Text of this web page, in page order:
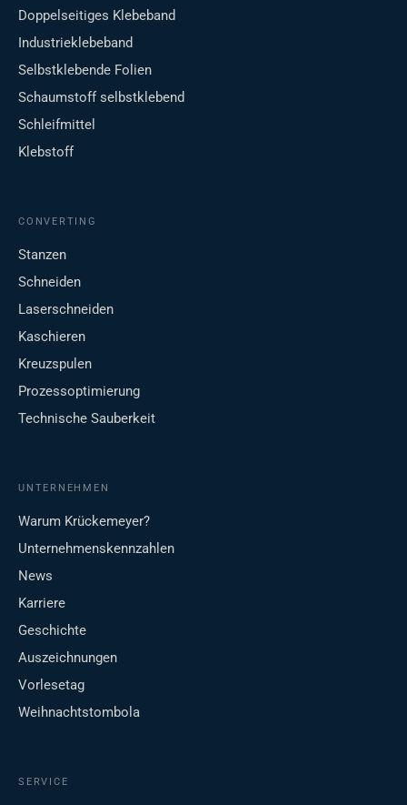
Doppelseitiges Klebeband
Industrieklebeband
Selbstklebende Folien
Schaumstoff selbstklebend
Schleifmittel
Klebstoff
CONVERTING
Stanzen
Schneiden
Laserschneiden
Kaschieren
Kreuzspulen
Prozessoptimierung
Technische Sauberkeit
UNTERNEHMEN
Warum Krückemeyer?
Unternehmenskennzahlen
News
Karriere
Geschichte
Auszeichnungen
Vorlesetag
Weihnachtstombola
SERVICE